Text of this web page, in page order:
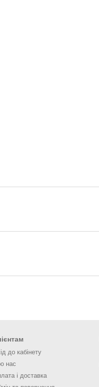
до кабінету
нас
і доставка